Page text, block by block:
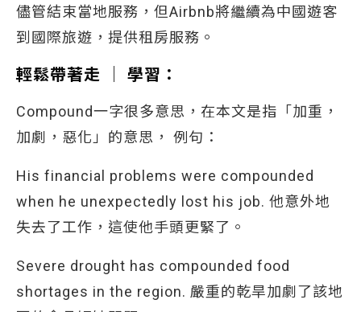
儘管結束當地服務，但Airbnb將繼續為中國遊客
到國際旅遊，提供租房服務。
輕鬆帶著走 │ 學習：
Compound一字很多意思，在本文是指「加重，
加劇，惡化」的意思， 例句：
His financial problems were compounded
when he unexpectedly lost his job. 他意外地
失去了工作，這使他手頭更緊了。
Severe drought has compounded food
shortages in the region. 嚴重的乾旱加劇了該地